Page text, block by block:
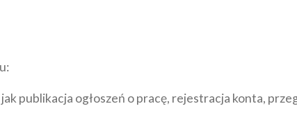
publikacja ogłoszeń o pracę, rejestracja konta,